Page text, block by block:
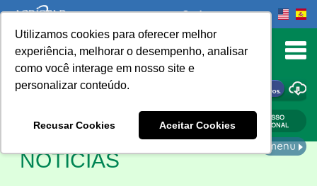
Utilizamos cookies para oferecer melhor
experiência, melhorar o desempenho, analisar
como você interage em nosso site e
personalizar conteúdo.
Recusar Cookies Aceitar Cookies
to Content
Onde comprar
ONDE COMPRAR
NOTÍCIAS